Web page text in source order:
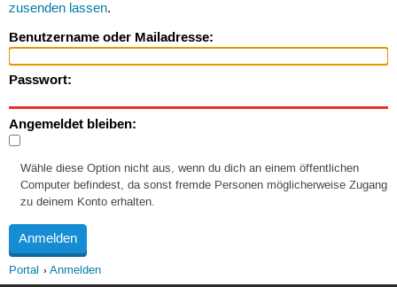
zusenden lassen.
Benutzername oder Mailadresse:
Passwort:
Angemeldet bleiben:
Wähle diese Option nicht aus, wenn du dich an einem öffentlichen
Computer befindest, da sonst fremde Personen möglicherweise Zugang
zu deinem Konto erhalten.
Portal Anmelden